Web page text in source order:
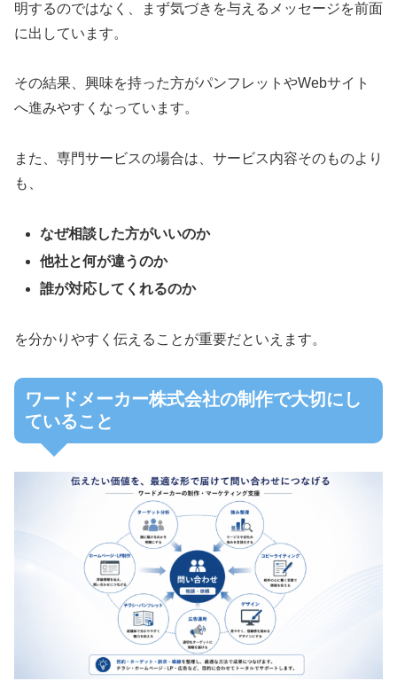
明するのではなく、まず気づきを与えるメッセージを前面
に出しています。
その結果、興味を持った方がパンフレットやWebサイト
へ進みやすくなっています。
また、専門サービスの場合は、サービス内容そのものより
も、
なぜ相談した方がいいのか
他社と何が違うのか
誰が対応してくれるのか
を分かりやすく伝えることが重要だといえます。
ワードメーカー株式会社の制作で大切にし
ていること